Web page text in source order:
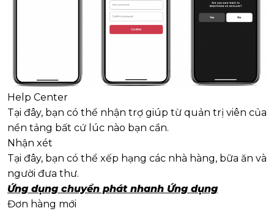
Help Center
Tại đây, bạn có thể nhận trợ giúp từ quản trị viên của
nền tảng bất cứ lúc nào bạn cần.
Nhận xét
Tại đây, bạn có thể xếp hạng các nhà hàng, bữa ăn và
người đưa thư.
Ứng dụng chuyển phát nhanh Ứng dụng
Đơn hàng mới